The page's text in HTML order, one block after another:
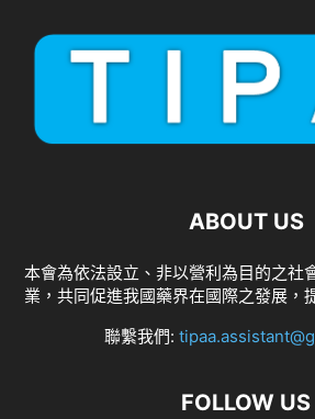
ABOUT US
本會為依法設立、非以營利為目的之社
業，共同促進我國藥界在國際之發展，
聯繫我們:
FOLLOW US